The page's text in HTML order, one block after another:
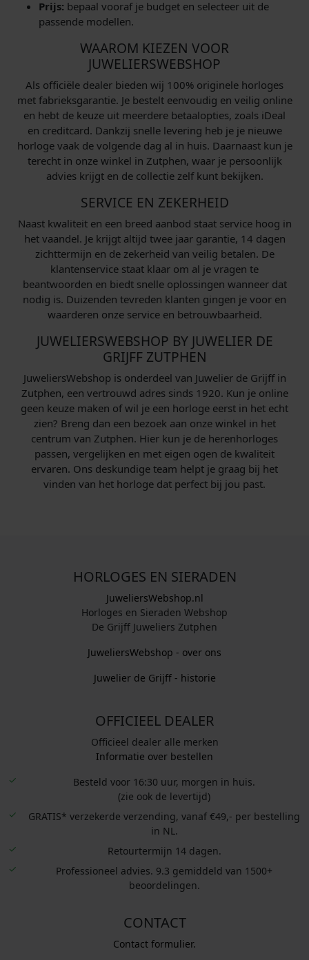
Prijs: bepaal vooraf je budget en selecteer uit de
passende modellen.
WAAROM KIEZEN VOOR
JUWELIERSWEBSHOP
Als officiële dealer bieden wij 100% originele horloges
met fabrieksgarantie. Je bestelt eenvoudig en veilig online
en hebt de keuze uit meerdere betaalopties, zoals iDeal
en creditcard. Dankzij snelle levering heb je je nieuwe
horloge vaak de volgende dag al in huis. Daarnaast kun je
terecht in onze winkel in Zutphen, waar je persoonlijk
advies krijgt en de collectie zelf kunt bekijken.
SERVICE EN ZEKERHEID
Naast kwaliteit en een breed aanbod staat service hoog in
het vaandel. Je krijgt altijd twee jaar garantie, 14 dagen
zichttermijn en de zekerheid van veilig betalen. De
klantenservice staat klaar om al je vragen te
beantwoorden en biedt snelle oplossingen wanneer dat
nodig is. Duizenden tevreden klanten gingen je voor en
waarderen onze service en betrouwbaarheid.
JUWELIERSWEBSHOP BY JUWELIER DE
GRIJFF ZUTPHEN
JuweliersWebshop is onderdeel van Juwelier de Grijff in
Zutphen, een vertrouwd adres sinds 1920. Kun je online
geen keuze maken of wil je een horloge eerst in het echt
zien? Breng dan een bezoek aan onze winkel in het
centrum van Zutphen. Hier kun je de herenhorloges
passen, vergelijken en met eigen ogen de kwaliteit
ervaren. Ons deskundige team helpt je graag bij het
vinden van het horloge dat perfect bij jou past.
HORLOGES EN SIERADEN
JuweliersWebshop.nl
Horloges en Sieraden Webshop
De Grijff Juweliers Zutphen
JuweliersWebshop - over ons
Juwelier de Grijff - historie
OFFICIEEL DEALER
Officieel dealer alle merken
Informatie over bestellen
Besteld voor 16:30 uur, morgen in huis.
(zie ook de levertijd)
GRATIS* verzekerde verzending, vanaf €49,- per bestelling
in NL.
Retourtermijn 14 dagen.
Professioneel advies. 9.3 gemiddeld van 1500+
beoordelingen.
CONTACT
Contact formulier.